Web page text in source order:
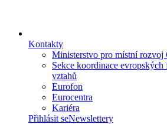
Kontakty
Ministerstvo pro místní rozvoj
Sekce koordinace
vztahů
Eurofon
Eurocentra
Kariéra
Přihlásit seNewslettery